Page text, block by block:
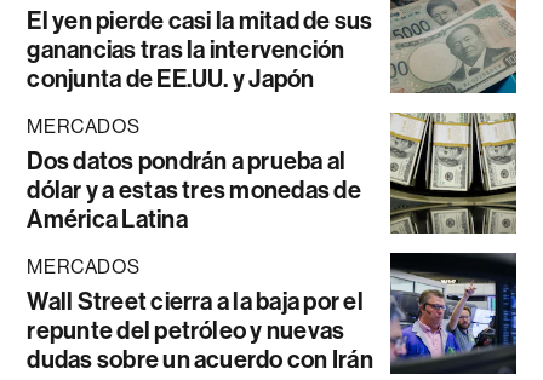
El yen pierde casi la mitad de sus
ganancias tras la intervención
conjunta de EE.UU. y Japón
MERCADOS
Dos datos pondrán a prueba al
dólar y a estas tres monedas de
América Latina
MERCADOS
Wall Street cierra a la baja por el
repunte del petróleo y nuevas
dudas sobre un acuerdo con Irán